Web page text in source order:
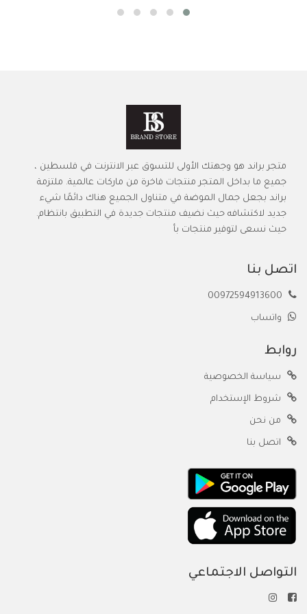
متجر براند هو وجهتك الأولى للتسوق عبر الانترنت في فلسطين ،
جميع ما بداخل المتجر منتجات فاخرة من ماركات عالمية. ملتزمة
براند بجعل جمال الموضة في متناول الجميع هناك دائمًا شيء
جديد لاكتشافه حيث نضيف منتجات جديدة في التطبيق بانتظام.
حيث نسعى لتوفير منتجات بأ
اتصل بنا
واتساب
روابط
سياسة الخصوصية
شروط الإستخدام
من نحن
اتصل بنا
التواصل الاجتماعي